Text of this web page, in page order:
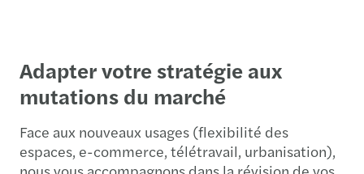
Adapter votre stratégie aux
mutations du marché
Face aux nouveaux usages (flexibilité des
espaces, e-commerce, télétravail, urbanisation),